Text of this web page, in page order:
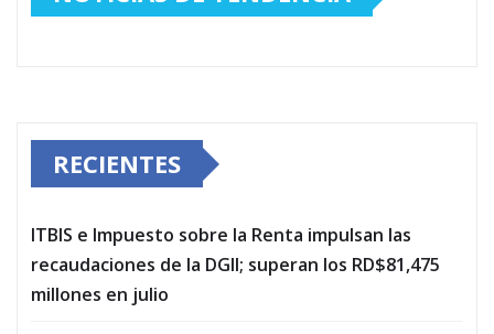
RECIENTES
ITBIS e Impuesto sobre la Renta impulsan las
recaudaciones de la DGII; superan los RD$81,475
millones en julio